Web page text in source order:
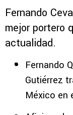
Fernando
mejor portero
actualidad.
Fernando
Gutiérrez
México en